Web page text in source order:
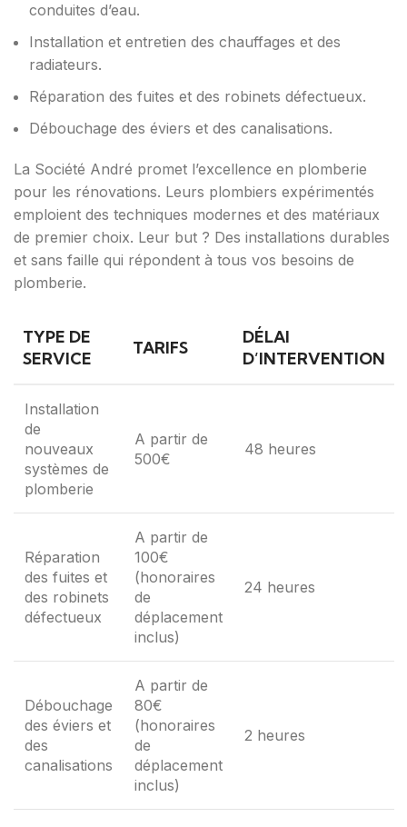
conduites d’eau.
Installation et entretien des chauffages et des
radiateurs.
Réparation des fuites et des robinets défectueux.
Débouchage des éviers et des canalisations.
La Société André promet l’excellence en plomberie
pour les rénovations. Leurs plombiers expérimentés
emploient des techniques modernes et des matériaux
de premier choix. Leur but ? Des installations durables
et sans faille qui répondent à tous vos besoins de
plomberie.
TYPE DE
SERVICE
TARIFS
DÉLAI
D’INTERVENTION
Installation
de
nouveaux
systèmes de
plomberie
A partir de
500€
48 heures
Réparation
des fuites et
des robinets
défectueux
A partir de
100€
(honoraires
de
déplacement
inclus)
24 heures
Débouchage
des éviers et
des
canalisations
A partir de
80€
(honoraires
de
déplacement
inclus)
2 heures